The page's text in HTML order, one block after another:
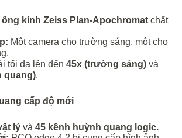
kính Zeiss Plan-Apochromat chất
Một camera cho trường sáng, một cho
tối đa lên đến 45x (trường sáng) và
quang).
cấp độ mới
lý và 45 kênh huỳnh quang logic.